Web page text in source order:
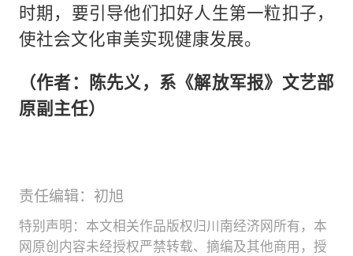
时期，要引导他们扣好人生第一粒扣子，
使社会文化审美实现健康发展。
（作者：陈先义，系《解放军报》文艺部
原副主任）
责任编辑：初旭
特别声明：本文相关作品版权归川南经济网所有，本
网原创内容未经授权严禁转载、摘编及其他商用，授